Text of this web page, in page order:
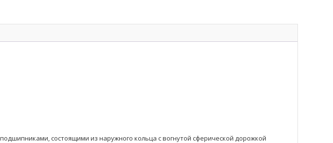
состоящими из наружного кольца с вогнутой сферической дорожкой